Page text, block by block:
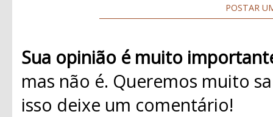
POSTAR
Sua opinião é muito
mas não é. Queremos muito
isso deixe um comentário!